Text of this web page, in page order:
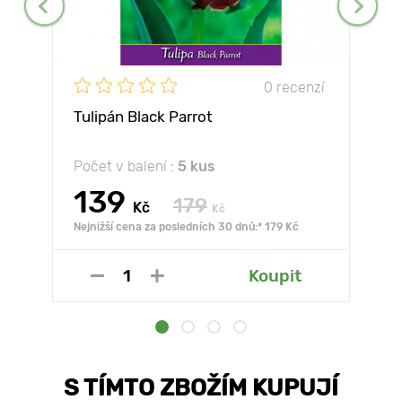
0 recenzí
Tulipán Black Parrot
Počet v balení : 5 kus
139 Kč 179 Kč
Nejnižší cena za posledních 30 dnů:* 179 Kč
Koupit
S TÍMTO ZBOŽÍM KUPUJÍ